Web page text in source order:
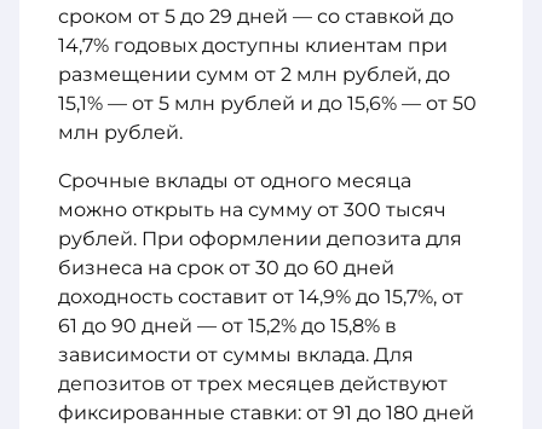
сроком от 5 до 29 дней — со ставкой до
14,7% годовых доступны клиентам при
размещении сумм от 2 млн рублей, до
15,1% — от 5 млн рублей и до 15,6% — от 50
млн рублей.
Срочные вклады от одного месяца
можно открыть на сумму от 300 тысяч
рублей. При оформлении депозита для
бизнеса на срок от 30 до 60 дней
доходность составит от 14,9% до 15,7%, от
61 до 90 дней — от 15,2% до 15,8% в
зависимости от суммы вклада. Для
депозитов от трех месяцев действуют
фиксированные ставки: от 91 до 180 дней